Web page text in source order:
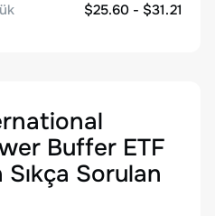
$25.60 - $31.21
Buffer ETF
Sıkça Sorulan